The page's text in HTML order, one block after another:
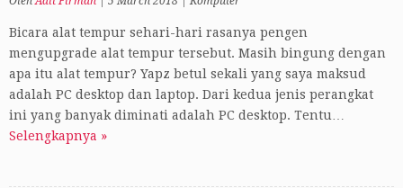
Bicara alat tempur sehari-hari rasanya pengen
mengupgrade alat tempur tersebut. Masih bingung dengan
apa itu alat tempur? Yapz betul sekali yang saya maksud
adalah PC desktop dan laptop. Dari kedua jenis perangkat
ini yang banyak diminati adalah PC desktop. Tentu…
Selengkapnya »